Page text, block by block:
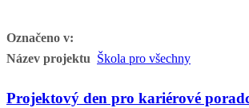
Označeno v:
Název projektu Škola pro všechny
Projektový den pro kariérové